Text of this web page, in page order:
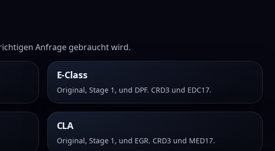
Anfrage gebraucht wird.
E-Class
Original, Stage 1, und DPF. CRD3 und EDC17.
CLA
Original, Stage 1, und EGR. CRD3 und MED17.